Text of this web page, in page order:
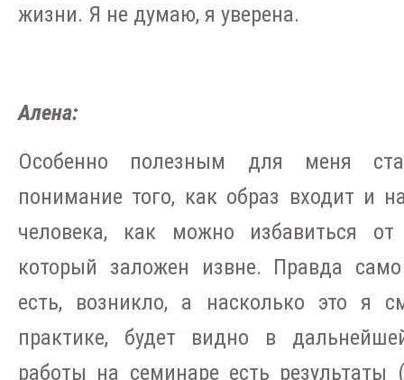
жизни. Я не думаю, я уверена.
Алена:
Особенно полезным для меня
понимание того, как образ входит и
человека, как можно избавиться
который заложен извне. Правда
есть, возникло, а насколько это я
практике, будет видно в
работы на семинаре есть результаты